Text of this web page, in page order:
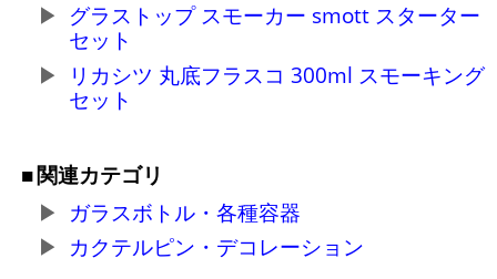
グラストップ スモーカー smott スターター
セット
リカシツ 丸底フラスコ 300ml スモーキング
セット
関連カテゴリ
ガラスボトル・各種容器
カクテルピン・デコレーション